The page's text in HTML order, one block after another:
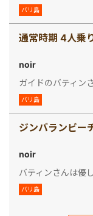
バリ島
noir
ガイドのバティン
バリ島
noir
バティンさんは優
バリ島